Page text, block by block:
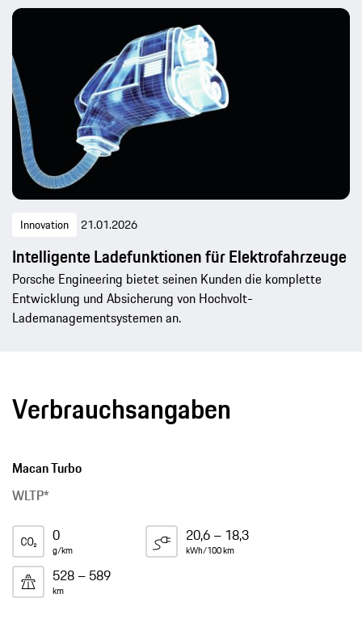
Innovation 21.01.2026
Intelligente Ladefunktionen für Elektrofahrzeuge
Porsche Engineering bietet seinen Kunden die komplette
Entwicklung und Absicherung von Hochvolt-
Lademanagementsystemen an.
Verbrauchsangaben
Macan Turbo
WLTP*
0
g/km
20,6 – 18,3
kWh/100 km
528 – 589
km